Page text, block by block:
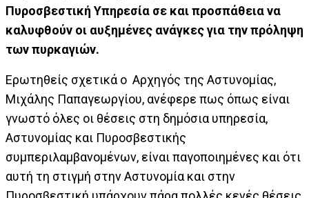
Πυροσβεστική Υπηρεσία σε και προσπάθεια να
καλυφθούν οι αυξημένες ανάγκες για την πρόληψη
των πυρκαγιών.
Ερωτηθείς σχετικά ο Αρχηγός της Αστυνομίας,
Μιχάλης Παπαγεωργίου, ανέφερε πως όπως είναι
γνωστό όλες οι θέσεις στη δημόσια υπηρεσία,
Αστυνομίας και Πυροσβεστικής
συμπεριλαμβανομένων, είναι παγοποιημένες και ότι
αυτή τη στιγμή στην Αστυνομία και στην